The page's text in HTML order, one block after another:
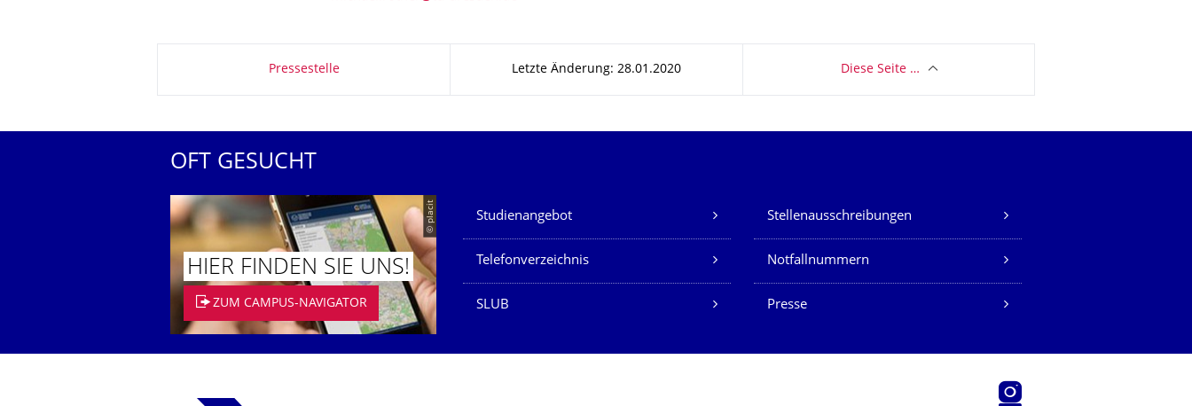
Pressestelle Letzte Änderung: 28.01.2020 Diese Seite …
OFT GESUCHT
© placit
HIER FINDEN SIE UNS!
ZUM CAMPUS-NAVIGATOR
Unsere Dienste
Studienangebot Stellenausschreibungen
Telefonverzeichnis Notfallnummern
SLUB Presse
Instagram